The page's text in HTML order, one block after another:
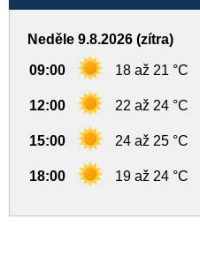
Neděle 9.8.2026 (zítra)
09:00 18 až 21 °C
12:00 22 až 24 °C
15:00 24 až 25 °C
18:00 19 až 24 °C